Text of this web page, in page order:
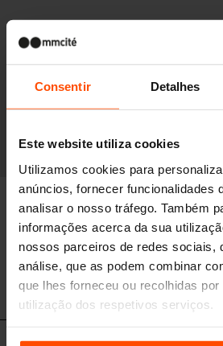
Consentir Detalhes
Este website utiliza cookies
Utilizamos cookies para
anúncios, fornecer funcionalidades
analisar o nosso tráfego. Também
informações acerca da sua
nossos parceiros de redes sociais,
análise, que as podem combinar
que lhes forneceu ou recolhidas
utilização dos respetivos serviços.
Para mais informações, por favor
orders@mmcite.com
General inquiries:
info@mmcite.com
Outros contatos
Departamento de